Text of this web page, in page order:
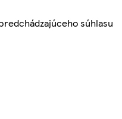
súhlasu